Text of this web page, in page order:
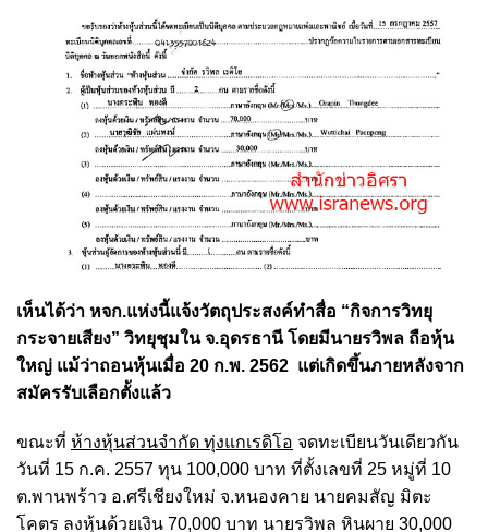
เห็นได้ว่า หจก.แห่งนี้แจ้งวัตถุประสงค์ทำสื่อ “กิจการวิทยุ
กระจายเสียง” วิทยุชุมใน จ.อุดรธานี โดยมีนายรวิพล ถือหุ้น
ใหญ่ แม้ว่าถอนหุ้นเมื่อ 20 ก.พ. 2562 แต่เกิดขึ้นภายหลังจาก
สมัครรับเลือกตั้งแล้ว
ขณะที่ ห้างหุ้นส่วนจํากัด ทุ่งแกเรดิโอ จดทะเบียนวันเดียวกัน
วันที่ 15 ก.ค. 2557 ทุน 100,000 บาท ที่ตั้งเลขที่ 25 หมู่ที่ 10
ต.พานพร้าว อ.ศรีเชียงใหม่ จ.หนองคาย นายคมสัญ มิตะ
โคตร ลงหุ้นด้วยเงิน 70,000 บาท นายรวิพล หินผาย 30,000